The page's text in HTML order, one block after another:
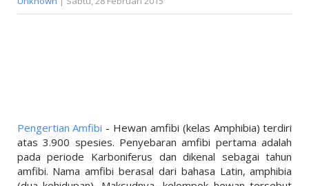
TEKNOLOGI
EKONOMI
Pengertian Amfibi - Hewan amfibi (kelas Amphibia) terdiri
atas 3.900 spesies. Penyebaran amfibi pertama adalah
pada periode Karboniferus dan dikenal sebagai tahun
amfibi. Nama amfibi berasal dari bahasa Latin, amphibia